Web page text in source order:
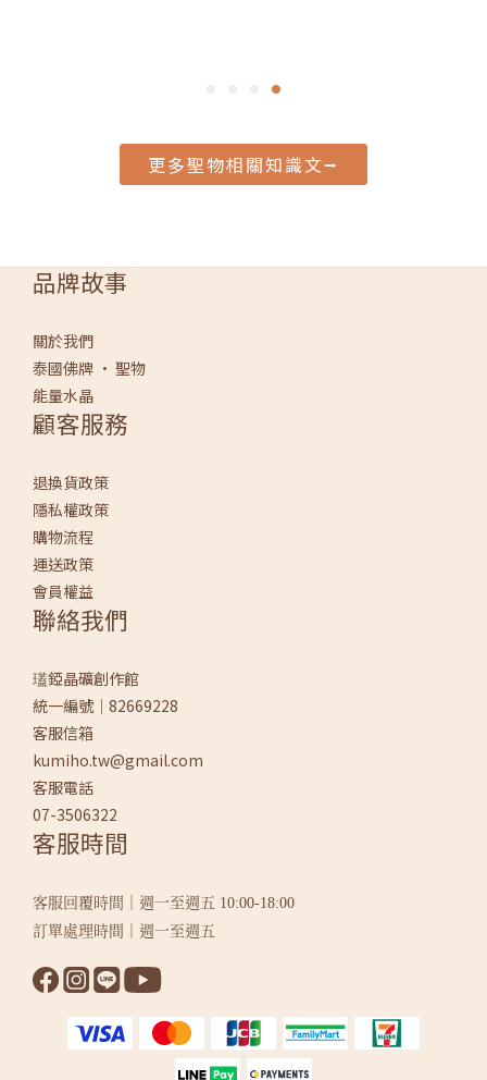
更多聖物相關知識文⭢
品牌故事
關於我們
泰國佛牌 · 聖物
能量水晶
顧客服務
退換貨政策
隱私權政策
購物流程
運送政策
會員權益
聯絡我們
瓂錏晶礦創作館
統一編號｜82669228
客服信箱
kumiho.tw@gmail.com
客服電話
07-3506322
客服時間
客服回覆時間｜週一至週五 10:00-18:00
訂單處理時間｜週一至週五